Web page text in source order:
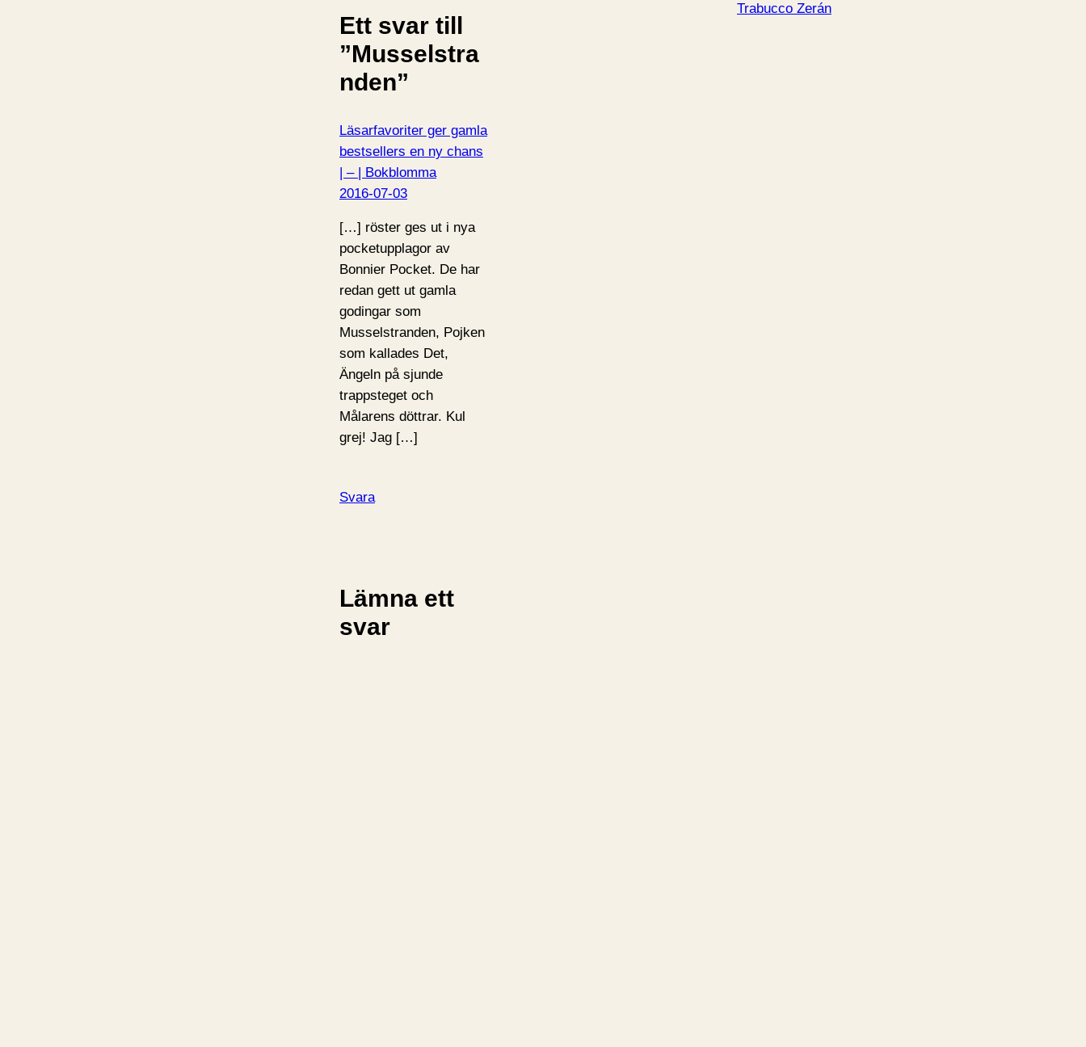
Ett svar till
”Musselstra
nden”
Läsarfavoriter ger gamla
bestsellers en ny chans
| – | Bokblomma
2016-07-03
[…] röster ges ut i nya
pocketupplagor av
Bonnier Pocket. De har
redan gett ut gamla
godingar som
Musselstranden, Pojken
som kallades Det,
Ängeln på sjunde
trappsteget och
Målarens döttrar. Kul
grej! Jag […]
Svara
Lämna ett
svar
Trabucco Zerán